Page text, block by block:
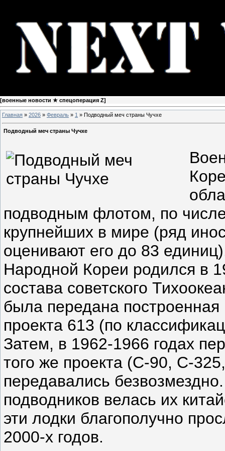
[военные новости ★ спецоперация Z]
Главная » 2026 » Февраль » 1 » Подводный меч страны Чучхе
Подводный меч страны Чучхе
подводным флотом, по
крупнейших в мире (ряд
оценивают его до 83
Народной Кореи родился в
состава советского
была передана
проекта 613 (по
Затем, в 1962-1966 годах
того же проекта (С-90, С-
передавались
подводников велась их
эти лодки благополучно
2000-х годов.